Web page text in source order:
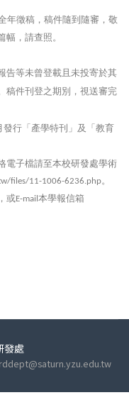
年徵稿，稿件隨到隨審，敬
，請查照。
告等未曾登載且未投寄於其
稿件刊登之期別，視送審完
發行「產學特刊」及「教育
電子檔請至本校研發處學術
files/11-1006-6236.php。
，或E-mail 本學報信箱
發處
rddept@saturn.yzu.edu.tw